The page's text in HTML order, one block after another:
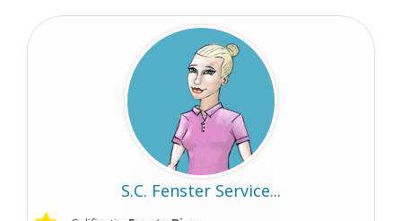
S.C. Fenster Service...